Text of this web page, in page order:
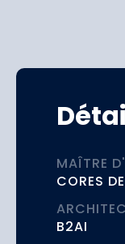
MAÎTRE
CORES
B2AI